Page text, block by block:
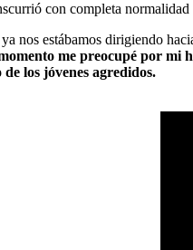
con completa normalidad
nos estábamos dirigiendo
me preocupé por mi
de los jóvenes agredidos.